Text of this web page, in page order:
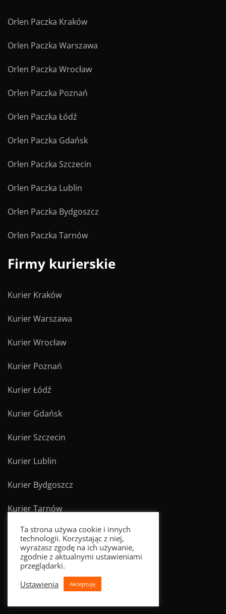
Nadaj / Wyceń paczkę
Orlen Paczka Kraków
Orlen Paczka Warszawa
Orlen Paczka Wrocław
Orlen Paczka Poznań
Orlen Paczka Łódź
Orlen Paczka Gdańsk
Orlen Paczka Szczecin
Orlen Paczka Lublin
Orlen Paczka Bydgoszcz
Orlen Paczka Tarnów
Firmy kurierskie
Kurier Kraków
Kurier Warszawa
Kurier Wrocław
Kurier Poznań
Kurier Łódź
Kurier Gdańsk
Kurier Szczecin
Kurier Lublin
Kurier Bydgoszcz
Kurier Tarnów
Polityka prywatności
Ta strona używa cookie i innych
technologii. Korzystając z niej,
wyrażasz zgodę na ich używanie,
zgodnie z aktualnymi ustawieniami
przeglądarki.
Ustawienia
Akceptuję